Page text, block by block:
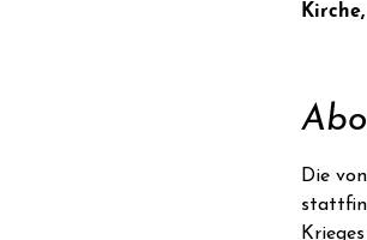
Die